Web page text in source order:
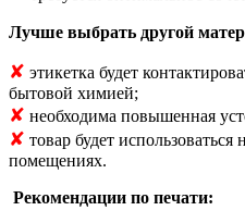
Лучше выбрать другой
✘ этикетка будет
бытовой химией;
✘ необходима повышенная
✘ товар будет
помещениях.
Рекомендации по печати: